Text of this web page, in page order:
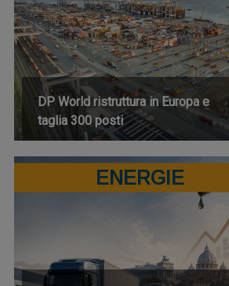
DP World ristruttura in Europa e
taglia 300 posti
ENERGIE